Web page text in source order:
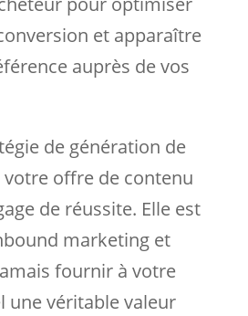
et apparaître
auprès de vos
de génération de
votre offre de contenu
de réussite. Elle est
marketing et
fournir à votre
une véritable valeur